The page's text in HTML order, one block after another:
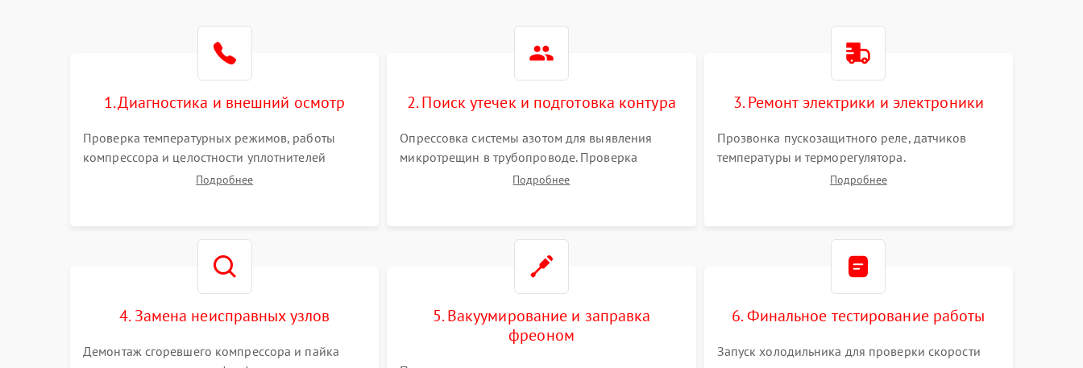
1. Диагностика и внешний осмотр
Проверка температурных режимов, работы
компрессора и целостности уплотнителей
дверей. Измерение сопротивления обмоток
Подробнее
2. Поиск утечек и подготовка контура
Опрессовка системы азотом для выявления
микротрещин в трубопроводе. Проверка
испарителя и конденсатора течеискателем.
Подробнее
3. Ремонт электрики и электроники
Прозвонка пускозащитного реле, датчиков
температуры и терморегулятора.
Восстановление цепей питания системы No
Подробнее
4. Замена неисправных узлов
Демонтаж сгоревшего компрессора и пайка
5. Вакуумирование и заправка
фреоном
6. Финальное тестирование работы
Запуск холодильника для проверки скорости